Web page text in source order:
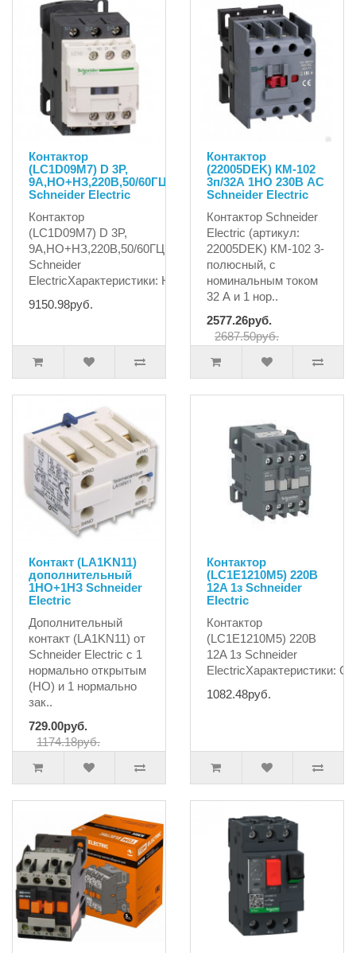
Контактор
(LC1D09M7) D 3P,
9А,НО+НЗ,220B,50/60ГЦ
Schneider Electric
Контактор
(LC1D09M7) D 3P,
9А,НО+НЗ,220B,50/60ГЦ
Schneider
ElectricХарактеристики: Номина..
9150.98руб.
Контактор
(22005DEK) КМ-102
3п/32А 1НО 230В AC
Schneider Electric
Контактор Schneider
Electric (артикул:
22005DEK) КМ-102 3-
полюсный, с
номинальным током
32 А и 1 нор..
2577.26руб.
2687.50руб.
Контакт (LA1KN11)
дополнительный
1НО+1НЗ Schneider
Electric
Дополнительный
контакт (LA1KN11) от
Schneider Electric с 1
нормально открытым
(НО) и 1 нормально
зак..
729.00руб.
1174.18руб.
Контактор
(LC1E1210M5) 220B
12A 1з Schneider
Electric
Контактор
(LC1E1210M5) 220B
12A 1з Schneider
ElectricХарактеристики:
1082.48руб.